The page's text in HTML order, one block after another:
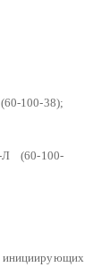
100-38);
(60-100-